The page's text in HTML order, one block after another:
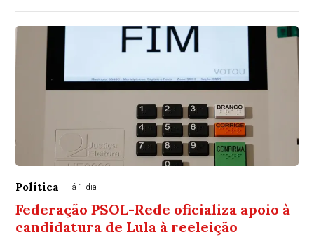
Política Há 1 dia
Federação PSOL-Rede oficializa apoio à
candidatura de Lula à reeleição